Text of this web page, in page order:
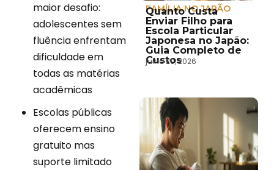
maior desafio:
adolescentes sem
fluência enfrentam
dificuldade em
todas as matérias
acadêmicas
Escolas públicas
oferecem ensino
gratuito mas
suporte limitado
FAMÍLIA NO JAPÃO
Quanto Custa
Enviar Filho para
Escola Particular
Japonesa no Japão:
Guia Completo de
Custos
julho 20, 2026